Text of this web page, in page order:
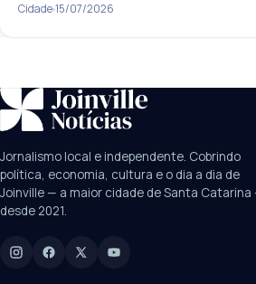
Cidade15/07/2026
SUGESTÕES: JEC
Câmara
UPA Sul
Manchetes, colunistas e
Jornalismo local e independente. Cobrindo
política, economia, cultura e o dia a dia de
Joinville — a maior cidade de Santa Catarina
desde 2021.